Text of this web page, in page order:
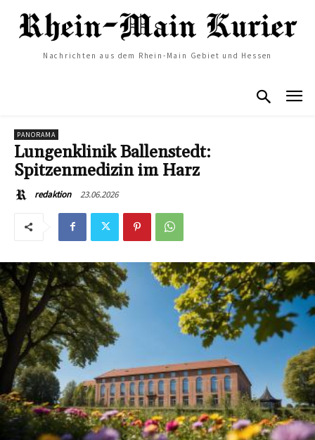
Nachrichten aus dem Rhein-Main Gebiet und Hessen
PANORAMA
Lungenklinik Ballenstedt:
Spitzenmedizin im Harz
redaktion 23.06.2026